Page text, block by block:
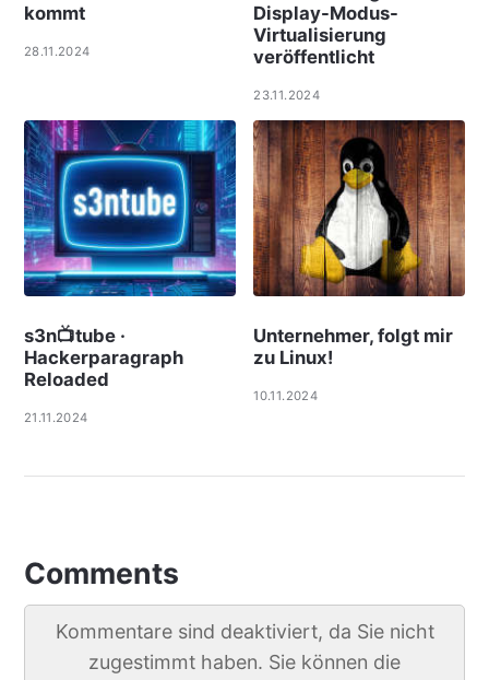
kommt
28.11.2024
Display-Modus-
Virtualisierung
veröffentlicht
23.11.2024
s3n📺tube ·
Hackerparagraph
Reloaded
21.11.2024
Unternehmer, folgt mir
zu Linux!
10.11.2024
Comments
Kommentare sind deaktiviert, da Sie nicht
zugestimmt haben. Sie können die